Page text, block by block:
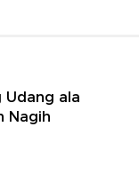
Udang ala
Nagih